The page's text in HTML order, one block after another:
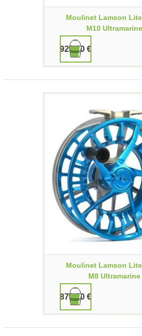
Moulinet Lamson
M10 Ultramarine
929,90 €
Moulinet Lamson
M8 Ultramarine
879,90 €